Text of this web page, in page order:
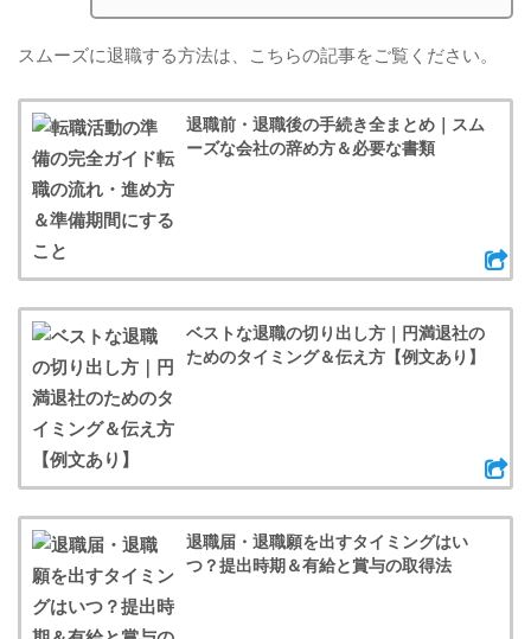
スムーズに退職する方法は、こちらの記事をご覧ください。
退職前・退職後の手続き全まとめ｜スム
ーズな会社の辞め方＆必要な書類
ベストな退職の切り出し方｜円満退社の
ためのタイミング＆伝え方【例文あり】
退職届・退職願を出すタイミングはい
つ？提出時期＆有給と賞与の取得法